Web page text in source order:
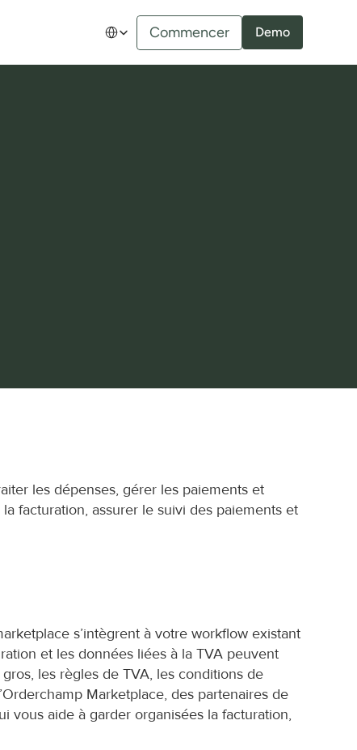
Select Language
Commencer Demo
les dépenses, gérer les paiements et
facturation, assurer le suivi des paiements et
s’intègrent à votre workflow existant
et les données liées à la TVA peuvent
les règles de TVA, les conditions de
Marketplace, des partenaires de
vous aide à garder organisées la facturation,